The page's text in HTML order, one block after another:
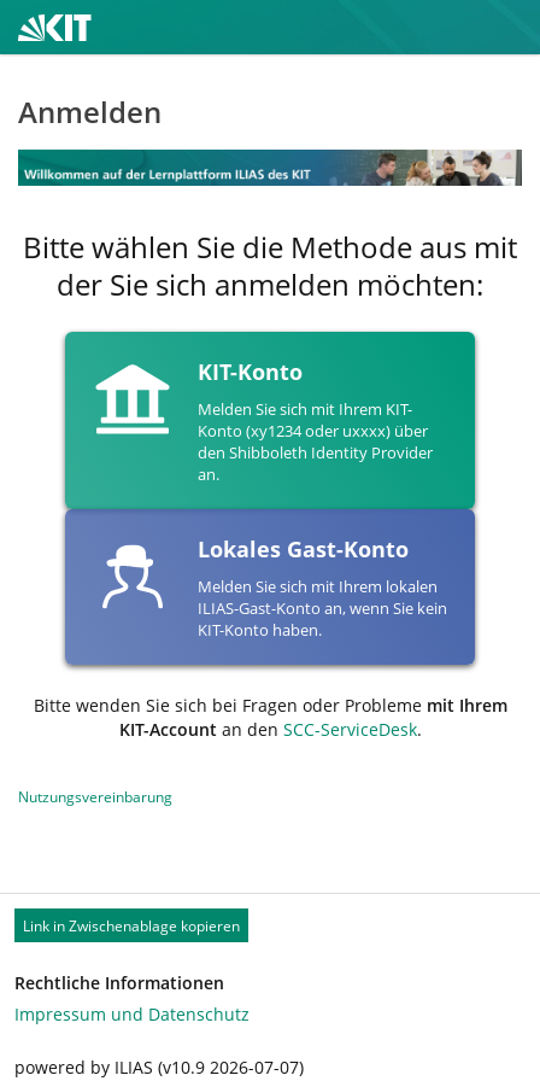
Anmelden
Bitte wählen Sie die Methode aus mit
der Sie sich anmelden möchten:
KIT-Konto
Melden Sie sich mit Ihrem KIT-
Konto (xy1234 oder uxxxx) über
den Shibboleth Identity Provider
an.
Lokales Gast-Konto
Melden Sie sich mit Ihrem lokalen
ILIAS-Gast-Konto an, wenn Sie kein
KIT-Konto haben.
Bitte wenden Sie sich bei Fragen oder Probleme mit Ihrem
KIT-Accountan den SCC-ServiceDesk.
Nutzungsvereinbarung
Link in Zwischenablage kopieren
Rechtliche Informationen
Impressum und Datenschutz
powered by ILIAS (v10.9 2026-07-07)